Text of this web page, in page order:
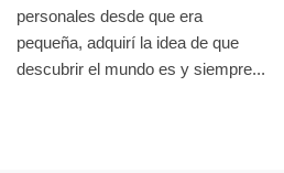
personales desde que era
pequeña, adquirí la idea de que
descubrir el mundo es y siempre...